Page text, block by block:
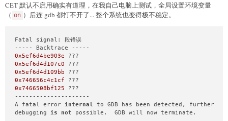
1fe:0ff0│  0x7ffff7bffff0 —▸ 0x7ffff7da8ecc
pwndbg>
bt
# 1  0x00007ffff7e0d2dd
# 2  0x00007ffff7e0e191
# 3  0x00007ffff7e0e70b
# 4  0x00007ffff7e03dba
# 5  0x0000555555555160
# 6  0x00007ffff7da8e08
# 7  0x00007ffff7da8ecc in __libc_start_main_impl
CET 默认不启用确实有道理，在我自己电脑上测试，全局设置环境变量
（ on ）后连 gdb 都打不开了... 整个系统也变得极不稳定。
Fatal signal: 段错误
0x5ef6d4be903e
0x5ef6d4d107c0
0x5ef6d4d109bb
0x746656c4c1cf
0x7466508bf125 ???
---------------------
A fatal error internal to GDB has been detected, further
debugging is not possible.  GDB will now terminate.